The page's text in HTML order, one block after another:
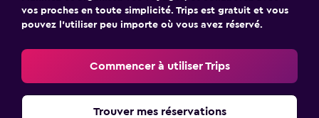
vos proches en toute simplicité. Trips est gratuit et vous
pouvez l’utiliser peu importe où vous avez réservé.
Commencer à utiliser Trips
Trouver mes réservations